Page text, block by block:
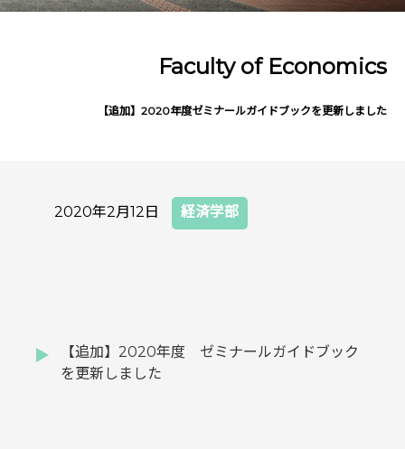
Faculty of Economics
【追加】2020年度ゼミナールガイドブックを更新しました
2020年2月12日 経済学部
【追加】2020年度 ゼミナールガイドブック
を更新しました